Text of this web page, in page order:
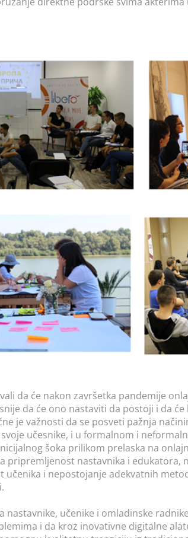
da će nakon završetka pandemije
da će ono nastaviti da postoji i da
je važnosti da se posveti pažnja
učesnike, i u formalnom i
šoka prilikom prelaska na
pripremljenost nastavnika i edukatora,
učenika i nepostojanje adekvatnih
nastavnike, učenike i omladinske
i da kroz inovativne digitalne